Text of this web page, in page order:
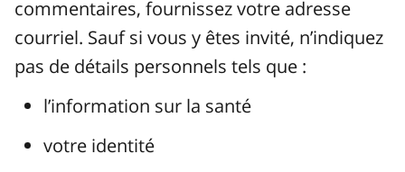
commentaires, fournissez votre adresse
courriel. Sauf si vous y êtes invité, n’indiquez
pas de détails personnels tels que :
l’information sur la santé
votre identité